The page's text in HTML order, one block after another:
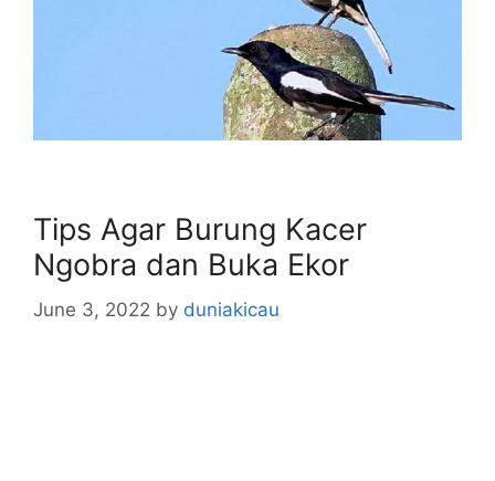
Tips Agar Burung Kacer
Ngobra dan Buka Ekor
June 3, 2022 by duniakicau